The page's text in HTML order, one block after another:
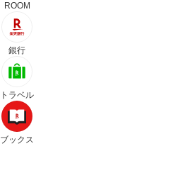
ROOM
銀行
トラベル
ブックス